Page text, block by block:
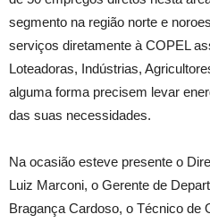
segmento na região norte e
serviços diretamente à COPEL
Loteadoras, Indústrias,
alguma forma precisem levar
das suas necessidades.
Na ocasião esteve presente o
Luiz Marconi, o Gerente de
Bragança Cardoso, o Técnico de